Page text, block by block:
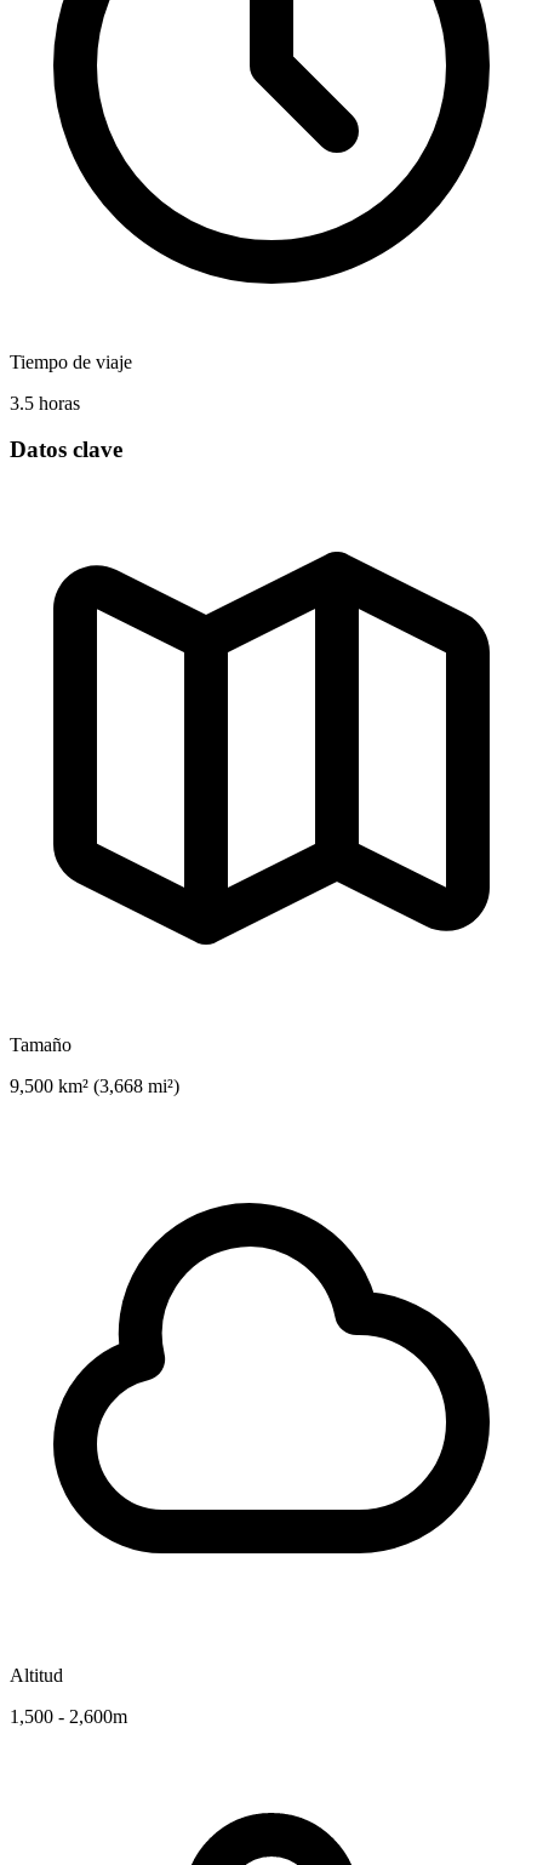
Tiempo de viaje
3.5 horas
Datos clave
Tamaño
9,500 km² (3,668 mi²)
Altitud
1,500 - 2,600m